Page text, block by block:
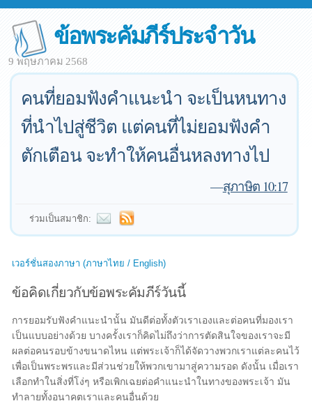
ข้อพระคัมภีร์ประจำวัน
9 พฤษภาคม 2568
คนที่ยอมฟังคำแนะนำ จะเป็นหนทาง
ที่นำไปสู่ชีวิต แต่คนที่ไม่ยอมฟังคำ
ตักเตือน จะทำให้คนอื่นหลงทางไป
—สุภาษิต 10:17
ร่วมเป็นสมาชิก:
เวอร์ชั่นสองภาษา (ภาษาไทย / English)
ข้อคิดเกี่ยวกับข้อพระคัมภีร์วันนี้
การยอมรับฟังคำแนะนำนั้น มันดีต่อทั้งตัวเราเองและต่อคนที่มองเรา
เป็นแบบอย่างด้วย บางครั้งเราก็คิดไม่ถึงว่าการตัดสินใจของเราจะมี
ผลต่อคนรอบข้างขนาดไหน แต่พระเจ้าก็ได้จัดวางพวกเราแต่ละคนไว้
เพื่อเป็นพระพรและมีส่วนช่วยให้พวกเขามาสู่ความรอด ดังนั้น เมื่อเรา
เลือกทำในสิ่งที่โง่ๆ หรือเพิกเฉยต่อคำแนะนำในทางของพระเจ้า มัน
ทำลายทั้งอนาคตเราและคนอื่นด้วย